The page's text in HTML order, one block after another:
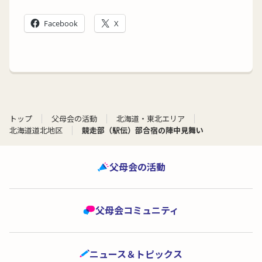
Facebook X
トップ 父母会の活動
北海道・東北エリア
北海道道北地区
競走部（駅伝）部合宿の陣中見舞い
父母会の活動
父母会コミュニティ
ニュース＆トピックス